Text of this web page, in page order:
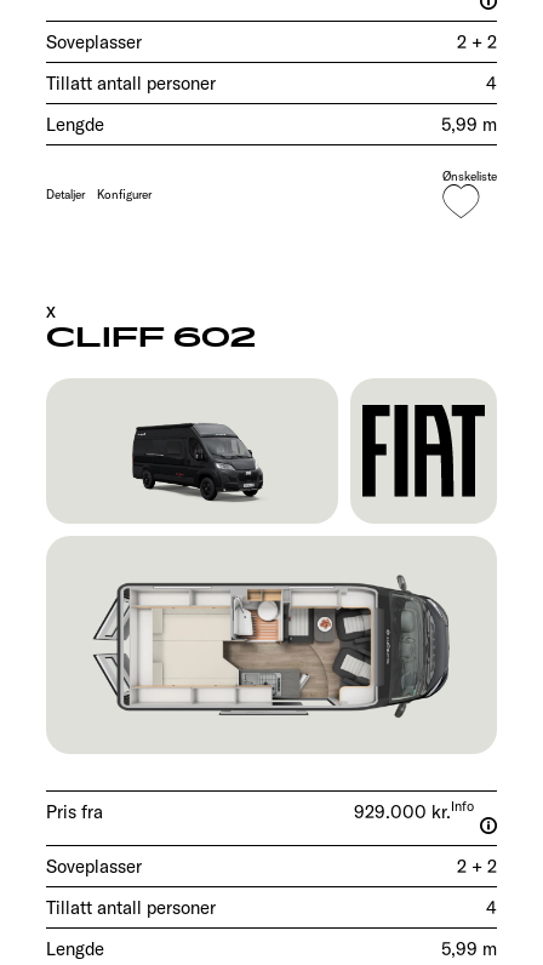
Soveplasser
2 + 2
Tillatt antall personer
4
Lengde
5,99 m
Detaljer Konfigurer
Ønskeliste
CLIFF 602
X
Pris fra 929.000 kr.Info
Soveplasser
2 + 2
Tillatt antall personer
4
Lengde
5,99 m